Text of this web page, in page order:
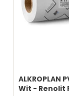
ALKROPLAN
Wit - Renolit